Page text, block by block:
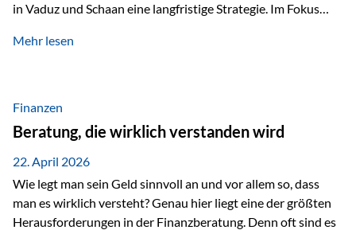
in Vaduz und Schaan eine langfristige Strategie. Im Fokus
Marktzugang Liechtenstein hat sich in den letzten Jahren zu
verfügbaren Kennzahlen (Stand Ende 2024, veröffentlicht
2025/2026)…
Mehr lesen
Finanzen
Beratung, die wirklich verstanden wird
22. April 2026
Wie legt man sein Geld sinnvoll an und vor allem so, dass
man es wirklich versteht? Genau hier liegt eine der größten
Herausforderungen in der Finanzberatung. Denn oft sind es